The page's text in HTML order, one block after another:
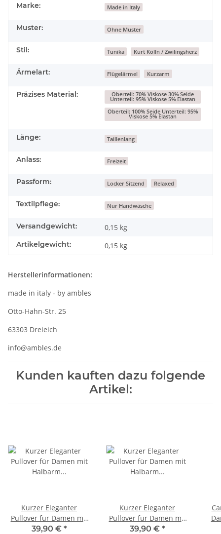
Marke: Made in Italy
Muster: Ohne Muster
Stil: Tunika Kurt Kölln / Zwilingsherz
Ärmelart: Flügelärmel Kurzarm
Präzises Material: Oberteil: 70% Viskose 30% Seide
Unterteil: 95% Viskose 5% Elastan
Oberteil: 100% Seide Unterteil: 95%
Viskose 5% Elastan
Länge: Taillenlang
Anlass: Freizeit
Passform: Locker Sitzend Relaxed
Textilpflege: Nur Handwäsche
Versandgewicht: 0,15 kg
Artikelgewicht: 0,15 kg
Herstellerinformationen:
made in italy - by ambles
Otto-Hahn-Str. 25
63303 Dreieich
info@ambles.de
Kunden kauften dazu folgende
Artikel:
Kurzer Eleganter
Pullover für Damen mit
Halbarm Viskose 38-44
39,90 € *
Kurzer Eleganter
Pullover für Damen mit
Halbarm Viskose 38-44
39,90 € *